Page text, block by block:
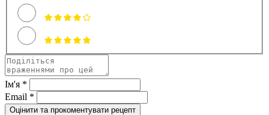
Ім'я *
Email *
Оцінити та прокоментувати рецепт